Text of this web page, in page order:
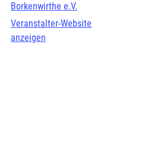
Borkenwirthe e.V.
Veranstalter-Website
anzeigen